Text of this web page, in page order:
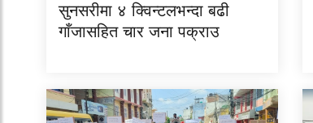
सुनसरीमा ४ क्विन्टलभन्दा बढी
गाँजासहित चार जना पक्राउ